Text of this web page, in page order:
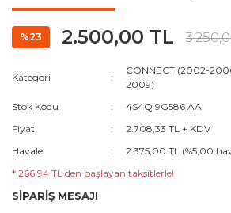
%23 2.500,00 TL
Kategori
CONNECT (2002-
2009)
Stok Kodu
4S4Q 9G586 AA
Fiyat
2.708,33 TL + KDV
Havale
2.375,00 TL (%5,00
* 266,94 TL den başlayan taksitlerle!
SİPARİŞ MESAJI